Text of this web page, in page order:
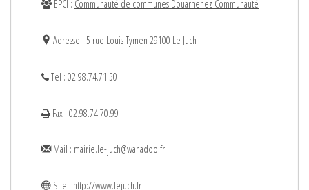
EPCI : Communauté de communes Douarnenez Communauté
Adresse : 5 rue Louis Tymen 29100 Le Juch
Tel : 02.98.74.71.50
Fax : 02.98.74.70.99
Mail : mairie.le-juch@wanadoo.fr
Site : http://www.lejuch.fr